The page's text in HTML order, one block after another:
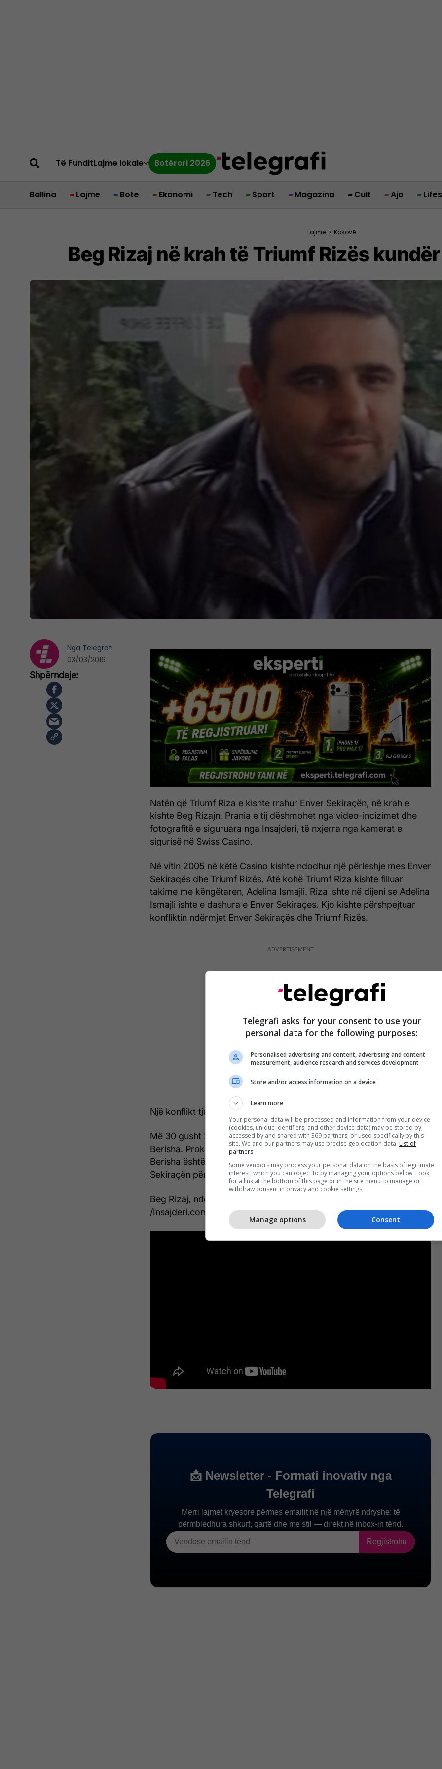
Të FunditLajme lokale Botërori 2026
Ballina Lajme Botë Ekonomi Tech Sport Magazina Cult Ajo
Lajme > Kosovë
Beg Rizaj në krah të Triumf Rizës
Natën që Triumf Riza e kishte rrahur Enver Sekiraçën, në krah e
kishte Beg Rizajn. Prania e tij dëshmohet nga video-incizimet dhe
fotografitë e siguruara nga Insajderi, të nxjerra nga kamerat e
sigurisë në Swiss Casino.
Në vitin 2005 në këtë Casino kishte ndodhur një përleshje mes Enver
Sekiraqës dhe Triumf Rizës. Atë kohë Triumf Riza kishte filluar
takime me këngëtaren, Adelina Ismajli. Riza ishte në dijeni se Adelina
Ismajli ishte e dashura e Enver Sekiraçes. Kjo kishte përshpejtuar
konfliktin ndërmjet Enver Sekiraçës dhe Triumf Rizës.
Një konflikt tjetër kishte ndodhur po ashtu mes Rizës e Sekiraçës.
Më 30 gusht 2007 ishte vrarë polici Riza. Atë e ka vrarë Arben
Berisha. Prokuroria thotë se vrasjen e ka urdhëruar Enver Sekiraça.
Berisha është dënuar më 30 vjet burgim. Prokuroria ka akuzuar
Sekiraçën për nxitje të vrasjes së policit Riza.
Beg Rizaj, ndërkaq është vrarë në Incidentin e Kumanovës.
/Insajderi.com/
Nga Telegrafi
03/03/2016
Telegrafi asks for your consent to use your
personal data for the following purposes:
Personalised advertising and content, advertising and content
measurement, audience research and services development
Store and/or access information on a device
Learn more
Your personal data will be processed and information from your device
(cookies, unique identifiers, and other device data) may be stored by,
accessed by and shared with 369 partners, or used specifically by this
site. We and our partners may use precise geolocation data. List of
partners.
Some vendors may process your personal data on the basis of legitimate
interest, which you can object to by managing your options below. Look
for a link at the bottom of this page or in the site menu to manage or
withdraw consent in privacy and cookie settings.
Consent
Manage options